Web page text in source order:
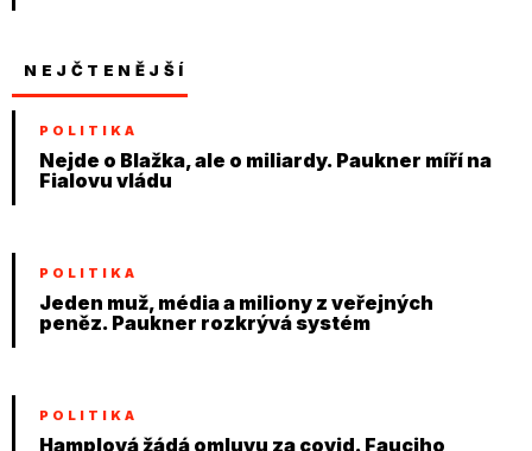
NEJČTENĚJŠÍ
POLITIKA
Nejde o Blažka, ale o miliardy. Paukner míří na
Fialovu vládu
POLITIKA
Jeden muž, média a miliony z veřejných
peněz. Paukner rozkrývá systém
POLITIKA
Hamplová žádá omluvu za covid. Fauciho